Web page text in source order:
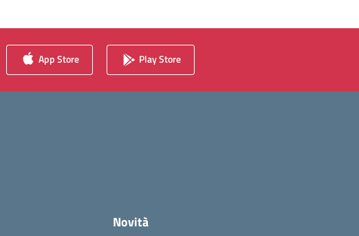
App Store Play Store
Novità